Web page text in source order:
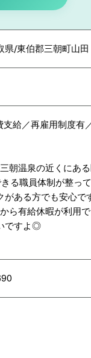
/東伯郡三朝町山田
給／再雇用制度有
朝温泉の近くにあ
る職員体制が整っ
ある方でも安心で
ら有給休暇が利用
ですよ◎